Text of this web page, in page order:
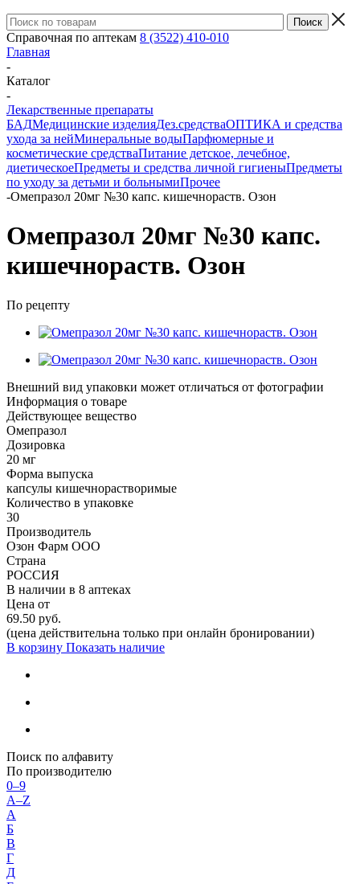
Справочная по аптекам 8 (3522) 410-010
Главная
-
Каталог
-
Лекарственные препараты
БАДМедицинские изделияДез.средстваОПТИКА и средства
ухода за нейМинеральные водыПарфюмерные и
косметические средстваПитание детское, лечебное,
диетическоеПредметы и средства личной гигиеныПредметы
по уходу за детьми и больнымиПрочее
-Омепразол 20мг №30 капс. кишечнораств. Озон
Омепразол 20мг №30 капс.
кишечнораств. Озон
По рецепту
Внешний вид упаковки может отличаться от фотографии
Информация о товаре
Действующее вещество
Омепразол
Дозировка
20 мг
Форма выпуска
капсулы кишечнорастворимые
Количество в упаковке
30
Производитель
Озон Фарм ООО
Страна
РОССИЯ
В наличии в 8 аптеках
Цена от
69.50 руб.
(цена действительна только при онлайн бронировании)
В корзину Показать наличие
Поиск по алфавиту
По производителю
0–9
A–Z
А
Б
В
Г
Д